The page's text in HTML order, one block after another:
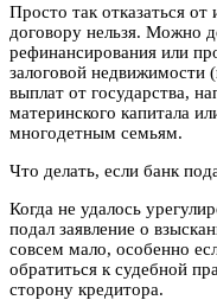
Просто так отказаться
договору нельзя. Можно
рефинансирования или
залоговой недвижимости
выплат от государства,
материнского капитала
многодетным семьям.
Что делать, если банк
Когда не удалось
подал заявление о
совсем мало, особенно
обратиться к судебной
сторону кредитора.